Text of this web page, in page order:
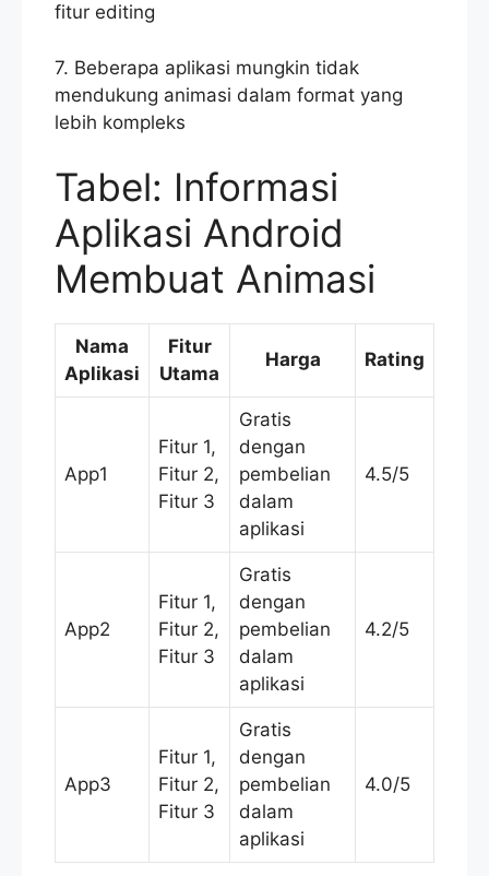
fitur editing
7. Beberapa aplikasi mungkin tidak
mendukung animasi dalam format yang
lebih kompleks
Tabel: Informasi
Aplikasi Android
Membuat Animasi
Nama
Aplikasi
Fitur
Utama
Harga Rating
App1
Fitur 1,
Fitur 2,
Fitur 3
Gratis
dengan
pembelian
dalam
aplikasi
4.5/5
App2
Fitur 1,
Fitur 2,
Fitur 3
Gratis
dengan
pembelian
dalam
aplikasi
4.2/5
App3
Fitur 1,
Fitur 2,
Fitur 3
Gratis
dengan
pembelian
dalam
aplikasi
4.0/5